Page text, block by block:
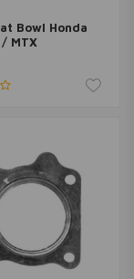
Bowl Honda
MTX